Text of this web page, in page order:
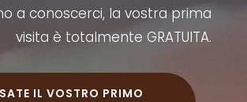
a conoscerci, la vostra prima
visita è totalmente GRATUITA.
IL VOSTRO PRIMO